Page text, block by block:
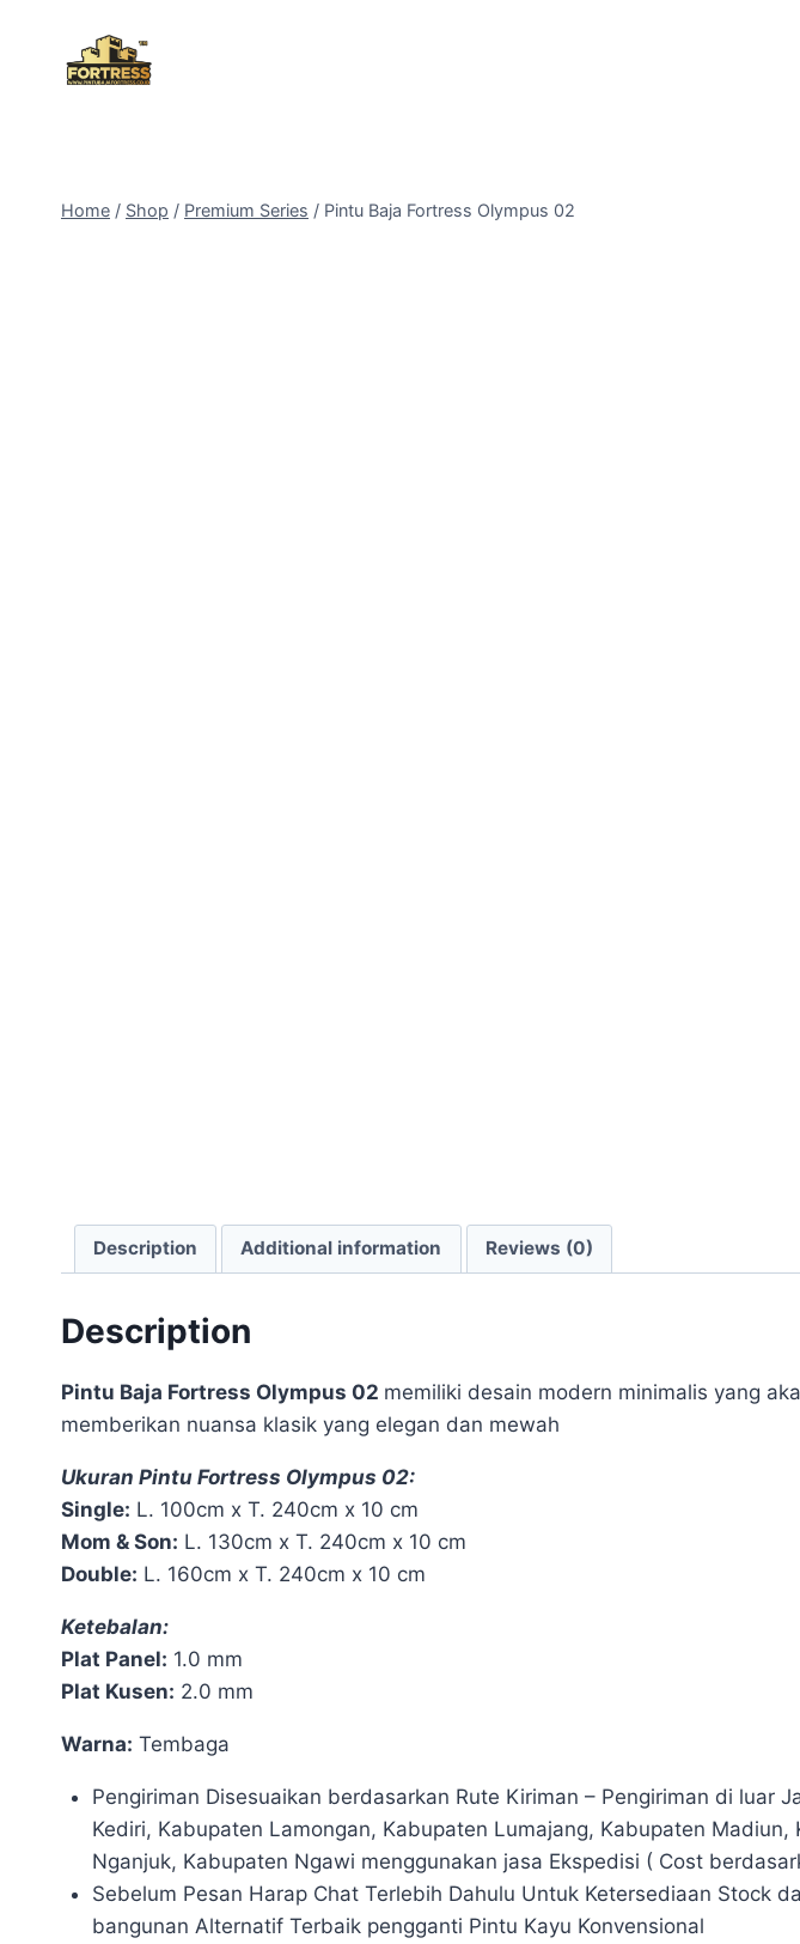
content
Home / Shop / Premium Series / Pintu Baja Fortress Olympus 02
Description Additional information Reviews (0)
Description
Pintu Baja Fortress Olympus 02 memiliki desain modern minimalis yang
memberikan nuansa klasik yang elegan dan mewah
Ukuran Pintu Fortress Olympus 02:
Single: L. 100cm x T. 240cm x 10 cm
Mom & Son: L. 130cm x T. 240cm x 10 cm
Double: L. 160cm x T. 240cm x 10 cm
Ketebalan:
Plat Panel: 1.0 mm
Plat Kusen: 2.0 mm
Warna: Tembaga
Pengiriman Disesuaikan berdasarkan Rute Kiriman – Pengiriman di
Kediri, Kabupaten Lamongan, Kabupaten Lumajang, Kabupaten
Nganjuk, Kabupaten Ngawi menggunakan jasa Ekspedisi ( Cost
Sebelum Pesan Harap Chat Terlebih Dahulu Untuk Ketersediaan Stock
bangunan Alternatif Terbaik pengganti Pintu Kayu Konvensional